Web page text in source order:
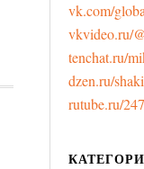
vk.com/
vkvideo.ru/
tenchat.ru/
dzen.ru/
rutube.ru/